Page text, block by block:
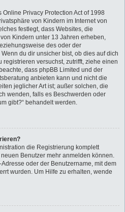
Privacy Protection Act of 1998
von Kindern im Internet von
festlegt, dass Websites, die
Kindern unter 13 Jahren erheben,
des oder der
du dir unsicher bist, ob dies auf dich
versuchst, zutrifft, ziehe einen
dass phpBB Limited und der
anbieten kann und nicht die
jeglicher Art ist; außer solchen, die
wenden, falls es Beschwerden oder
gibt?“ behandelt werden.
die Registrierung komplett
Benutzer mehr anmelden können.
oder der Benutzername, mit dem
wurden. Um Hilfe zu erhalten, wende